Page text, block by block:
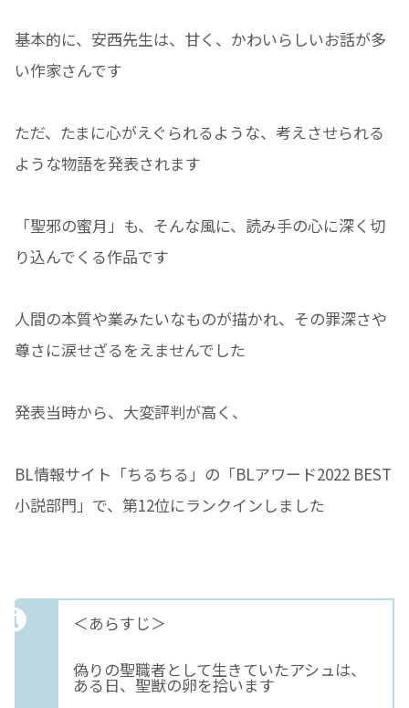
基本的に、安西先生は、甘く、かわいらしいお話が多
い作家さんです
ただ、たまに心がえぐられるような、考えさせられる
ような物語を発表されます
「聖邪の蜜月」も、そんな風に、読み手の心に深く切
り込んでくる作品です
人間の本質や業みたいなものが描かれ、その罪深さや
尊さに涙せざるをえませんでした
発表当時から、大変評判が高く、
BL情報サイト「ちるちる」の「BLアワード2022 BEST
小説部門」で、第12位にランクインしました
＜あらすじ＞
偽りの聖職者として生きていたアシュは、
ある日、聖獣の卵を拾います